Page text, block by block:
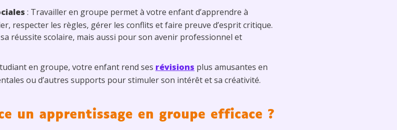
: Travailler en groupe permet à votre enfant d’apprendre à
respecter les règles, gérer les conflits et faire preuve d’esprit critique.
réussite scolaire, mais aussi pour son avenir professionnel et
en groupe, votre enfant rend ses révisions plus amusantes en
ou d’autres supports pour stimuler son intérêt et sa créativité.
un apprentissage en groupe efficace ?